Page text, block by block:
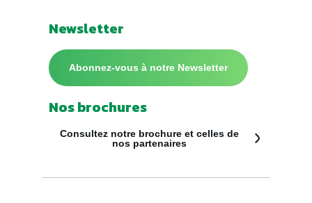
Newsletter
Abonnez-vous à notre Newsletter
Nos brochures
Consultez notre brochure et celles de
nos partenaires